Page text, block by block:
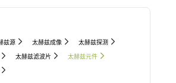
兹源 太赫兹成像 太赫兹探测
太赫兹滤波片 太赫兹元件